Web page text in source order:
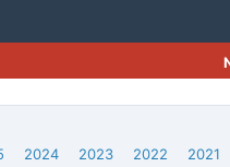
2024 2023 2022 2021